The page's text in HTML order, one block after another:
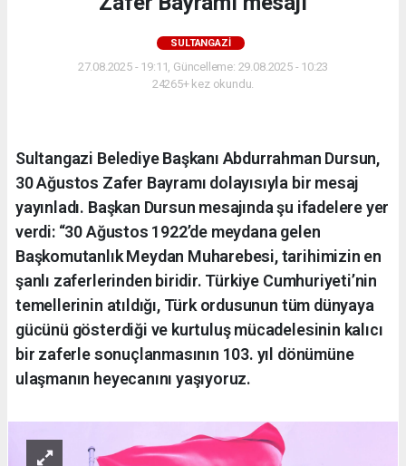
SULTANGAZI
27.08.2025 - 19:11, Güncelleme: 29.08.2025 - 10:23
24265+ kez okundu.
Sultangazi Belediye Başkanı Abdurrahman Dursun,
30 Ağustos Zafer Bayramı dolayısıyla bir mesaj
yayınladı. Başkan Dursun mesajında şu ifadelere yer
verdi: “30 Ağustos 1922’de meydana gelen
Başkomutanlık Meydan Muharebesi, tarihimizin en
şanlı zaferlerinden biridir. Türkiye Cumhuriyeti’nin
temellerinin atıldığı, Türk ordusunun tüm dünyaya
gücünü gösterdiği ve kurtuluş mücadelesinin kalıcı
bir zaferle sonuçlanmasının 103. yıl dönümüne
ulaşmanın heyecanını yaşıyoruz.